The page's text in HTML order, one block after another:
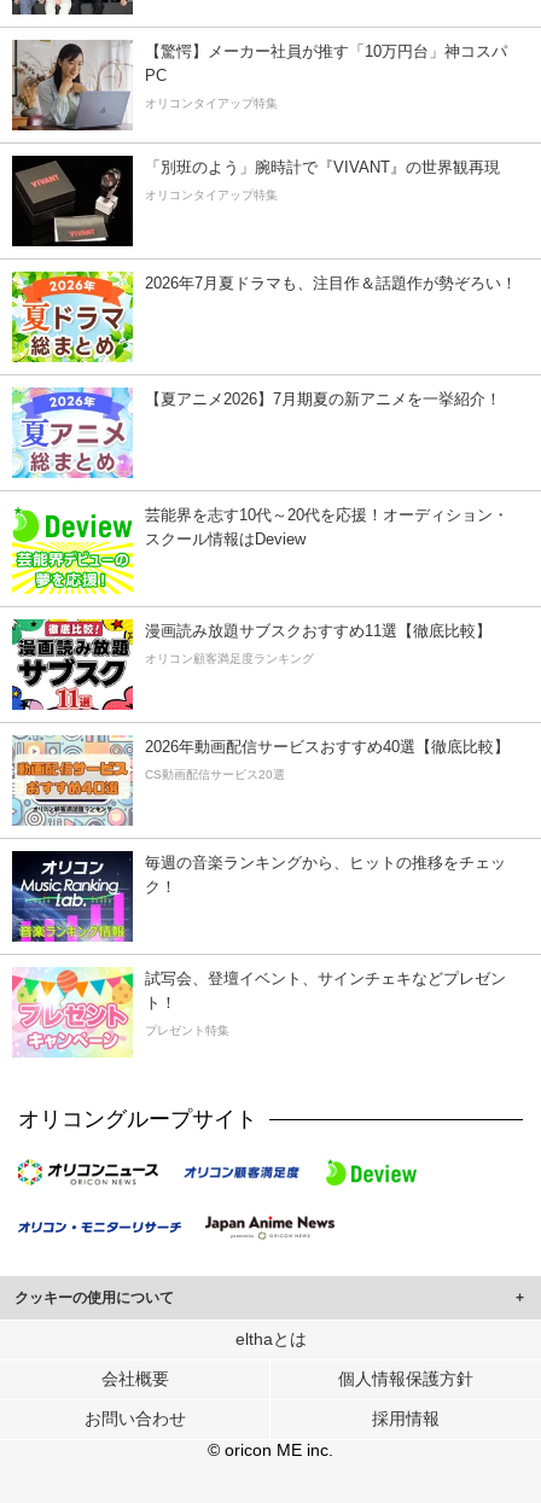
【驚愕】メーカー社員が推す「10万円台」神コスパ
PC
オリコンタイアップ特集
「別班のよう」腕時計で『VIVANT』の世界観再現
オリコンタイアップ特集
2026年7月夏ドラマも、注目作＆話題作が勢ぞろい！
【夏アニメ2026】7月期夏の新アニメを一挙紹介！
芸能界を志す10代～20代を応援！オーディション・
スクール情報はDeview
漫画読み放題サブスクおすすめ11選【徹底比較】
オリコン顧客満足度ランキング
2026年動画配信サービスおすすめ40選【徹底比較】
CS動画配信サービス20選
毎週の音楽ランキングから、ヒットの推移をチェッ
ク！
試写会、登壇イベント、サインチェキなどプレゼン
ト！
プレゼント特集
オリコングループサイト
クッキーの使用について
このサイトでは Cookie を使用して、ユーザーに合わせたコンテンツや広告の
行っています。
メディアや広告配信、データ解析の各パートナーに提供しています。
各パートナーは、この情報とユーザーが各パートナーに提供した他の情報や、
ユーザーが各パートナーのサービスを使用したときに収集した他の情報を組み
elthaとは
会社概要 個人情報保護方針
お問い合わせ
採用情報
© oricon ME inc.